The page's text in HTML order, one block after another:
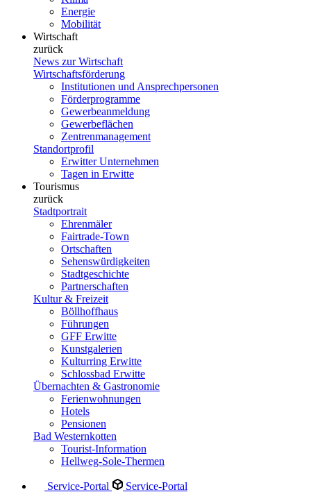
Energie
Mobilität
Wirtschaft
zurück
News zur Wirtschaft
Wirtschaftsförderung
Institutionen und Ansprechpersonen
Förderprogramme
Gewerbeanmeldung
Gewerbeflächen
Zentrenmanagement
Standortprofil
Erwitter Unternehmen
Tagen in Erwitte
Tourismus
zurück
Stadtportrait
Ehrenmäler
Fairtrade-Town
Ortschaften
Sehenswürdigkeiten
Stadtgeschichte
Partnerschaften
Kultur & Freizeit
Böllhoffhaus
Führungen
GFF Erwitte
Kunstgalerien
Kulturring Erwitte
Schlossbad Erwitte
Übernachten & Gastronomie
Ferienwohnungen
Hotels
Pensionen
Bad Westernkotten
Tourist-Information
Hellweg-Sole-Thermen
Service-Portal Service-Portal